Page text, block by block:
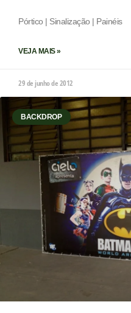
Pórtico | Sinalização | Painéis
VEJA MAIS »
29 de junho de 2012
BACKDROP